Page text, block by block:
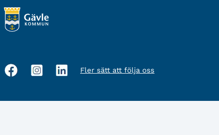
Sociala
Fler sätt att följa oss